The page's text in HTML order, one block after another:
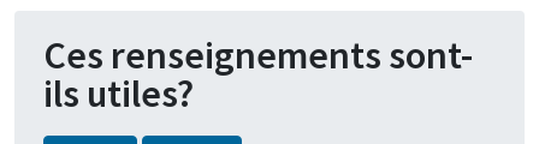
Ces renseignements sont-
ils utiles?